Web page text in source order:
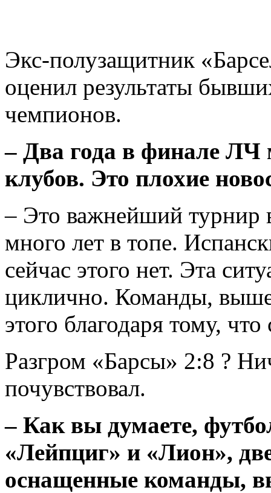
Экс-полузащитник
оценил результаты
чемпионов.
– Два года в финале
клубов. Это плохие
– Это важнейший турнир
много лет в топе.
сейчас этого нет. Эта
циклично. Команды,
этого благодаря тому,
Разгром «Барсы» 2:8 ?
почувствовал.
– Как вы думаете,
«Лейпциг» и «Лион»,
оснащенные команды,